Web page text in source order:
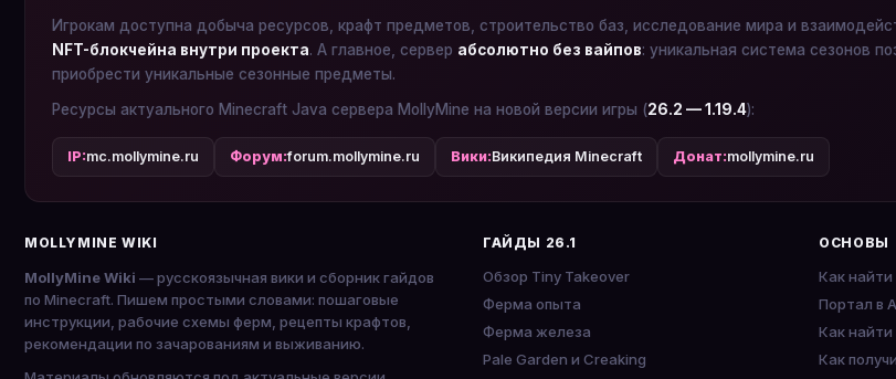
Игрокам доступна добыча ресурсов, крафт предметов, строительство баз, исследование мира и
NFT-блокчейна внутри проекта. А главное, сервер абсолютно без вайпов: уникальная система сезонов
приобрести уникальные сезонные предметы.
Ресурсы актуального Minecraft Java сервера MollyMine на новой версии игры (26.2 — 1.19.4):
IP:mc.mollymine.ru Форум:forum.mollymine.ru Вики:Википедия Minecraft Донат:mollymine.ru
MOLLYMINE WIKI
MollyMine Wiki — русскоязычная вики и сборник гайдов
по Minecraft. Пишем простыми словами: пошаговые
инструкции, рабочие схемы ферм, рецепты крафтов,
рекомендации по зачарованиям и выживанию.
ГАЙДЫ 26.1
Обзор Tiny Takeover
Ферма опыта
Ферма железа
Pale Garden и Creaking
ОСНОВЫ
Как
Портал в
Как
Как